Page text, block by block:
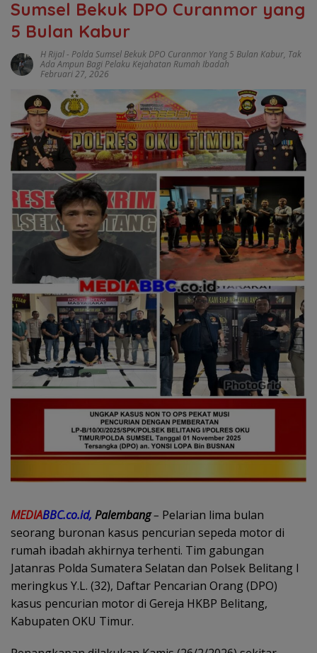
Sumsel Bekuk DPO Curanmor yang
5 Bulan Kabur
H Rijal- Polda Sumsel Bekuk DPO Curanmor Yang 5 Bulan Kabur, Tak
Ada Ampun Bagi Pelaku Kejahatan Rumah Ibadah
Februari 27, 2026
MEDIABBC.co.id, Palembang– Pelarian lima bulan
seorang buronan kasus pencurian sepeda motor di
rumah ibadah akhirnya terhenti. Tim gabungan
Jatanras Polda Sumatera Selatan dan Polsek Belitang I
meringkus Y.L. (32), Daftar Pencarian Orang (DPO)
kasus pencurian motor di Gereja HKBP Belitang,
Kabupaten OKU Timur.